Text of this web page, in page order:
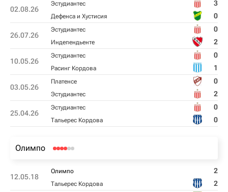
02.08.26
Эстудиантес 3
Дефенса и Хустисия 0
26.07.26
Эстудиантес 0
Индепендьенте 2
10.05.26
Эстудиантес 0
Расинг Кордова 1
03.05.26
Платенсе 0
Эстудиантес 2
25.04.26
Эстудиантес 0
Тальерес Кордова 0
Олимпо
12.05.18
Олимпо 2
Тальерес Кордова 2